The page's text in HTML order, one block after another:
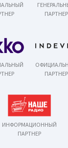
ПАРТНЕР
ПАРТНЕР
ИНФОРМАЦИОННЫЙ
ПАРТНЕР